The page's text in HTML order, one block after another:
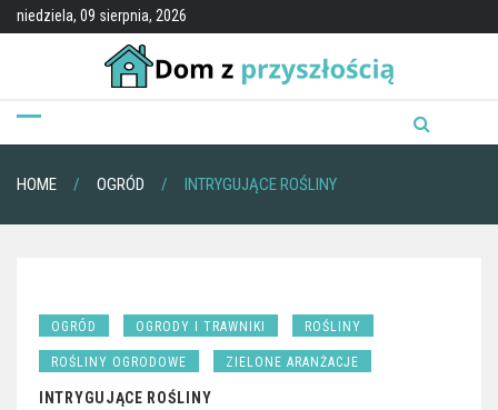
niedziela, 09 sierpnia, 2026
HOME OGRÓD INTRYGUJĄCE ROŚLINY
OGRÓD OGRODY I TRAWNIKI ROŚLINY
ROŚLINY OGRODOWE ZIELONE ARANŻACJE
INTRYGUJĄCE ROŚLINY